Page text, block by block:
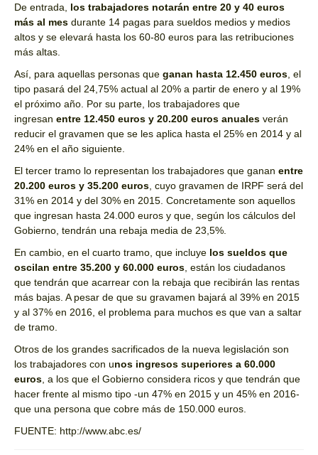
De entrada,
los trabajadores notarán entre 20 y 40 euros
más al mes durante 14 pagas para sueldos medios y medios
altos y se elevará hasta los 60-80 euros para las retribuciones
más altas.
Así, para aquellas personas que ganan hasta 12.450 euros , el
tipo pasará del 24,75% actual al 20% a partir de enero y al 19%
el próximo año. Por su parte, los trabajadores que
ingresan entre 12.450 euros y 20.200 euros anuales verán
reducir el gravamen que se les aplica hasta el 25% en 2014 y al
24% en el año siguiente.
El tercer tramo lo representan los trabajadores que ganan entre
20.200 euros y 35.200 euros , cuyo gravamen de IRPF será del
31% en 2014 y del 30% en 2015. Concretamente son aquellos
que ingresan hasta 24.000 euros y que, según los cálculos del
Gobierno, tendrán una rebaja media de 23,5%.
En cambio, en el cuarto tramo, que incluye los sueldos que
oscilan entre 35.200 y 60.000 euros , están los ciudadanos
que tendrán que acarrear con la rebaja que recibirán las rentas
más bajas. A pesar de que su gravamen bajará al 39% en 2015
y al 37% en 2016, el problema para muchos es que van a saltar
de tramo.
Otros de los grandes sacrificados de la nueva legislación son
los trabajadores con unos ingresos superiores a 60.000
euros , a los que el Gobierno considera ricos y que tendrán que
hacer frente al mismo tipo -un 47% en 2015 y un 45% en 2016-
que una persona que cobre más de 150.000 euros.
FUENTE: http://www.abc.es/